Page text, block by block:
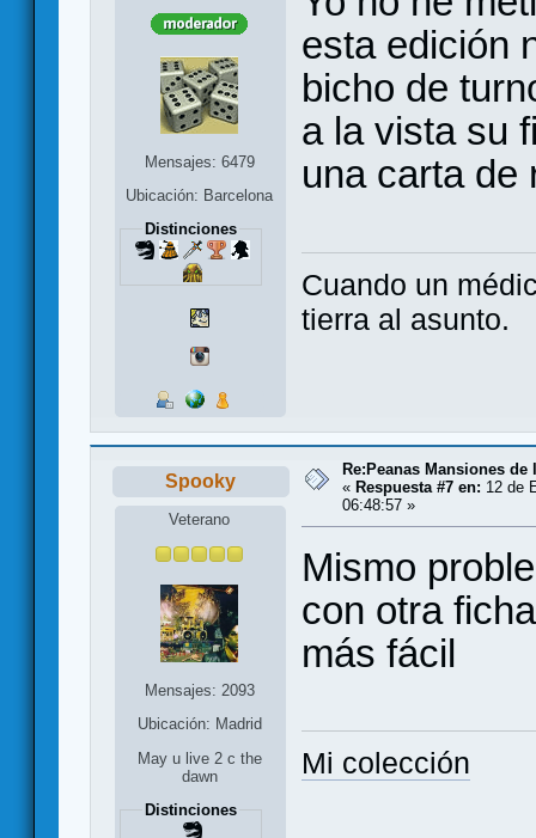
Mensajes: 6479
Ubicación: Barcelona
Distinciones
esta edición
bicho de
a la vista su
una carta de
Cuando un
tierra al asunto.
Spooky
Veterano
Mensajes: 2093
Ubicación: Madrid
May u live 2 c the
dawn
Distinciones
Re:Peanas Mansiones de
« Respuesta #7 en: 12 de
06:48:57 »
Mismo
con otra
más fácil
Mi colección